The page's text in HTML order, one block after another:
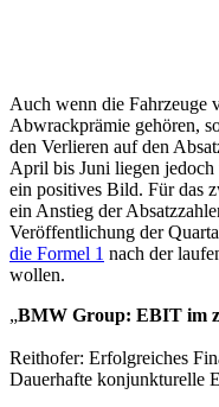
Auch wenn die Fahrzeuge
Abwrackprämie gehören,
den Verlieren auf den
April bis Juni liegen
ein positives Bild. Für das
ein Anstieg der
Veröffentlichung der
die Formel 1 nach der
wollen.
„BMW Group: EBIT im
Reithofer: Erfolgreiches
Dauerhafte konjunkturelle